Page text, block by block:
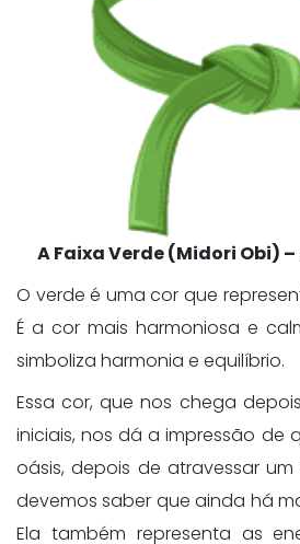
A Faixa Verde (Midori Obi)
O verde é uma cor que
É a cor mais harmoniosa e
simboliza harmonia e equilíbrio.
Essa cor, que nos chega
iniciais, nos dá a impressão de
oásis, depois de atravessar
devemos saber que ainda há
Ela também representa as